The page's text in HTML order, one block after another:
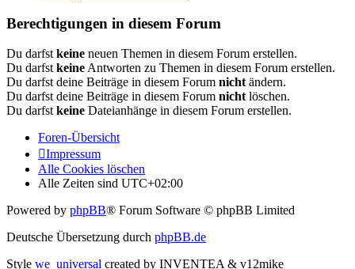
Berechtigungen in diesem Forum
Du darfst keine neuen Themen in diesem Forum erstellen.
Du darfst keine Antworten zu Themen in diesem Forum erstellen.
Du darfst deine Beiträge in diesem Forum nicht ändern.
Du darfst deine Beiträge in diesem Forum nicht löschen.
Du darfst keine Dateianhänge in diesem Forum erstellen.
Foren-Übersicht
Impressum
Alle Cookies löschen
Alle Zeiten sind UTC+02:00
Powered by phpBB® Forum Software © phpBB Limited
Deutsche Übersetzung durch phpBB.de
Style we_universal created by INVENTEA & v12mike